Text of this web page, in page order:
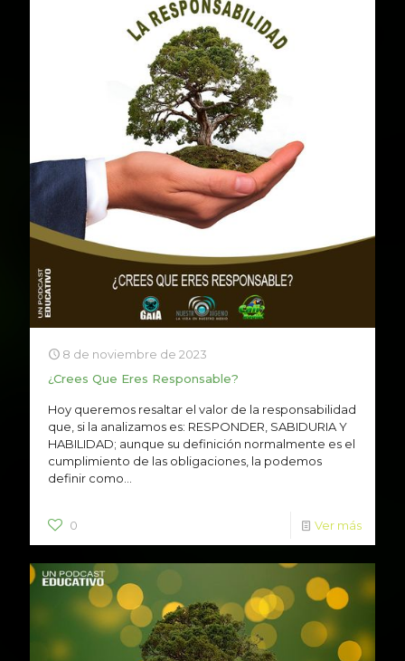
8 de noviembre de 2023
¿Crees Que Eres Responsable?
Hoy queremos resaltar el valor de la responsabilidad
que, si la analizamos es: RESPONDER, SABIDURIA Y
HABILIDAD; aunque su definición normalmente es el
cumplimiento de las obligaciones, la podemos
definir como...
0 Ver más